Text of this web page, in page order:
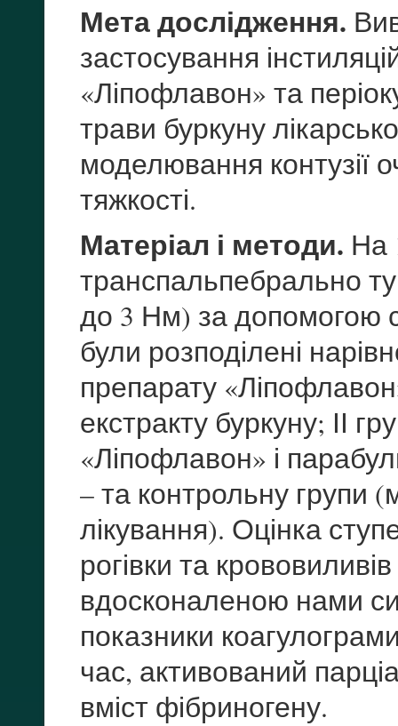
Мета дослідження.
застосування
«Ліпофлавон» та
трави буркуну
моделювання контузії
тяжкості.
Матеріал і методи. На
транспальпебрально
до 3 Нм) за допомогою
були розподілені
препарату
екстракту буркуну; ІІ
«Ліпофлавон» і
– та контрольну групи
лікування). Оцінка
рогівки та
вдосконаленою нами
показники
час, активований
вміст фібриногену.